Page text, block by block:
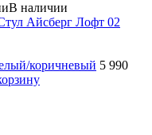
В наличии
коричневый 5 990